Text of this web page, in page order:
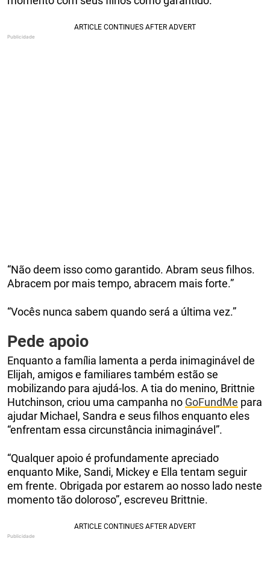
“Não deem isso como garantido. Abram seus filhos.
Abracem por mais tempo, abracem mais forte.”
“Vocês nunca sabem quando será a última vez.”
Pede apoio
Enquanto a família lamenta a perda inimaginável de
Elijah, amigos e familiares também estão se
mobilizando para ajudá-los. A tia do menino, Brittnie
Hutchinson, criou uma campanha no GoFundMe para
ajudar Michael, Sandra e seus filhos enquanto eles
“enfrentam essa circunstância inimaginável”.
“Qualquer apoio é profundamente apreciado
enquanto Mike, Sandi, Mickey e Ella tentam seguir
em frente. Obrigada por estarem ao nosso lado neste
momento tão doloroso”, escreveu Brittnie.